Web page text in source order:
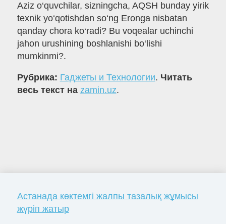
Aziz o‘quvchilar, sizningcha, AQSH bunday yirik
texnik yo‘qotishdan so‘ng Eronga nisbatan
qanday chora ko‘radi? Bu voqealar uchinchi
jahon urushining boshlanishi bo‘lishi
mumkinmi?.
Рубрика: Гаджеты и Технологии. Читать
весь текст на zamin.uz.
Астанада көктемгі жалпы тазалық жұмысы
жүріп жатыр